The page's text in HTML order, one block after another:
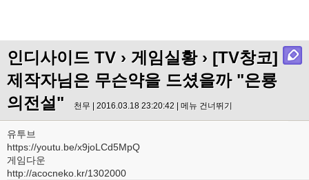
인디사이드 TV › 게임실황› [TV창코]
제작자님은 무슨약을 드셨을까 "은룡
의전설"
천무 | 2016.03.18 23:20:42 | 메뉴 건너뛰기
유투브
https://youtu.be/x9joLCd5MpQ
게임다운
http://acocneko.kr/1302000